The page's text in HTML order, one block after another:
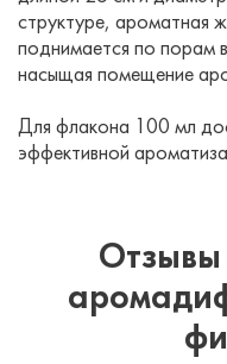
структуре, ароматная
поднимается по порам
насыщая помещение
Для флакона 100 мл
эффективной
Отзывы